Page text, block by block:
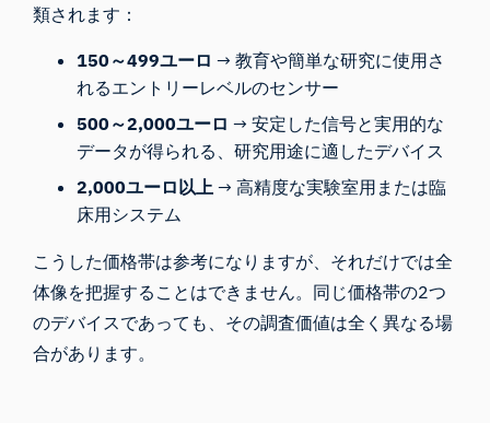
類されます：
150～499ユーロ → 教育や簡単な研究に使用さ
れるエントリーレベルのセンサー
500～2,000ユーロ → 安定した信号と実用的な
データが得られる、研究用途に適したデバイス
2,000ユーロ以上 → 高精度な実験室用または臨
床用システム
こうした価格帯は参考になりますが、それだけでは全
体像を把握することはできません。同じ価格帯の2つ
のデバイスであっても、その調査価値は全く異なる場
合があります。